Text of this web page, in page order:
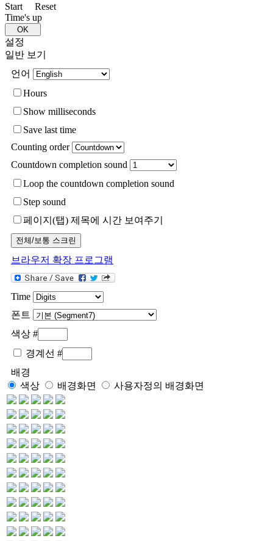
Start
Reset
Time's up
설정
일반 보기
언어
Hours
Show milliseconds
Save last time
Counting order
Countdown completion sound
Loop the countdown completion sound
Step sound
페이지(탭) 제목에 시간 보여주기
브라우저 확장 프로그램
Time
폰트
색상 #
경계선 #
배경
색상
배경화면 사용자정의 배경화면